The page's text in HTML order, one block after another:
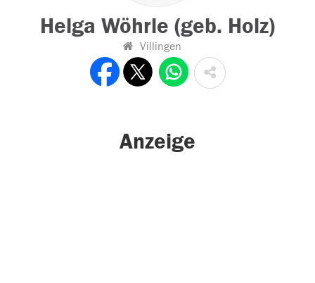
Helga Wöhrle (geb. Holz)
Villingen
Anzeige